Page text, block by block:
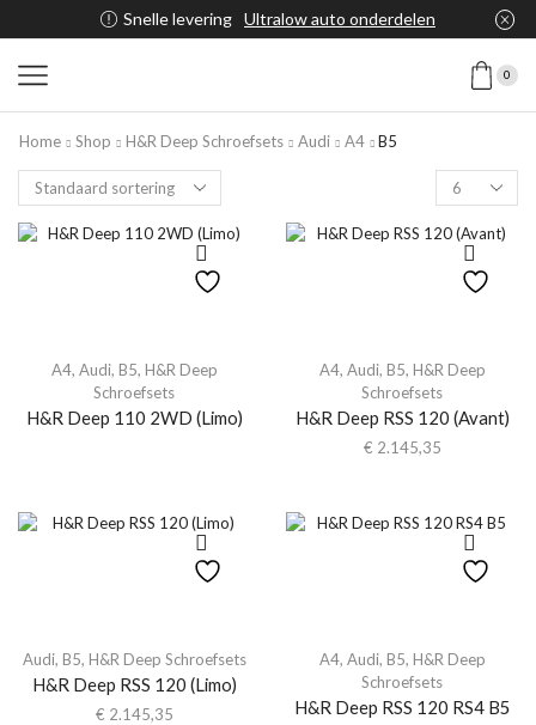
Snelle levering Ultralow auto onderdelen
0
Home Shop H&R Deep Schroefsets Audi A4 B5
A4, Audi, B5, H&R Deep
Schroefsets
H&R Deep 110 2WD (Limo)
A4, Audi, B5, H&R Deep
Schroefsets
H&R Deep RSS 120 (Avant)
€ 2.145,35
Audi, B5, H&R Deep Schroefsets
H&R Deep RSS 120 (Limo)
€ 2.145,35
A4, Audi, B5, H&R Deep
Schroefsets
H&R Deep RSS 120 RS4 B5